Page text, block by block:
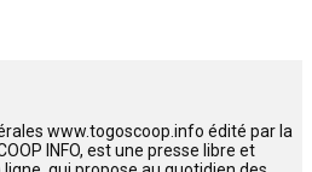
www.togoscoop.info édité par la
INFO, est une presse libre et